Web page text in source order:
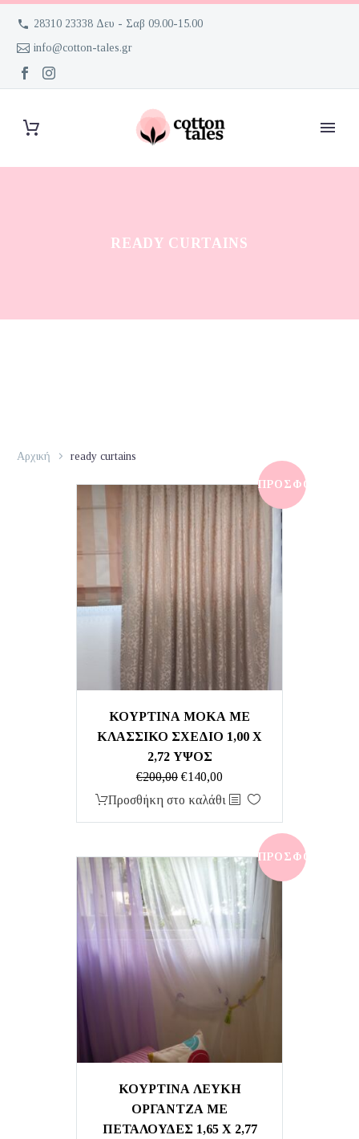
28310 23338 Δευ - Σαβ 09.00-15.00
info@cotton-tales.gr
READY CURTAINS
Αρχική ready curtains
ΠΡΟΣΦΟΡΆ!
ΚΟΥΡΤΙΝΑ ΜΟΚΑ ΜΕ
ΚΛΑΣΣΙΚΟ ΣΧΕΔΙΟ 1,00 X
2,72 ΥΨΟΣ
€200,00 Original
price
€140,00Η
τρέχουσα
€140,00.
Προσθήκη στο καλάθι
ΠΡΟΣΦΟΡΆ!
ΚΟΥΡΤΙΝΑ ΛΕΥΚΗ
ΟΡΓΑΝΤΖΑ ΜΕ
ΠΕΤΑΛΟΥΔΕΣ 1,65 Χ 2,77